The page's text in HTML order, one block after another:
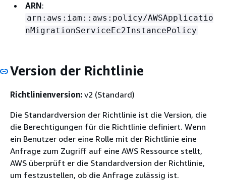
ARN:
arn:aws:iam::aws:policy/AWSApplicatio
nMigrationServiceEc2InstancePolicy
Version der Richtlinie
Richtlinienversion: v2 (Standard)
Die Standardversion der Richtlinie ist die Version, die
die Berechtigungen für die Richtlinie definiert. Wenn
ein Benutzer oder eine Rolle mit der Richtlinie eine
Anfrage zum Zugriff auf eine AWS Ressource stellt,
AWS überprüft er die Standardversion der Richtlinie,
um festzustellen, ob die Anfrage zulässig ist.